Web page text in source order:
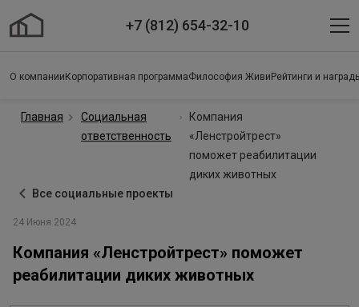
+7 (812) 654-32-10
О компании Корпоративная программаФилософия Живи Рейтинги и
Главная
Социальная
ответственность
Компания
«Ленстройтрест»
поможет реабилитации
диких животных
Все социальные проекты
24 Июня 2024
Компания «Ленстройтрест» поможет
реабилитации диких животных